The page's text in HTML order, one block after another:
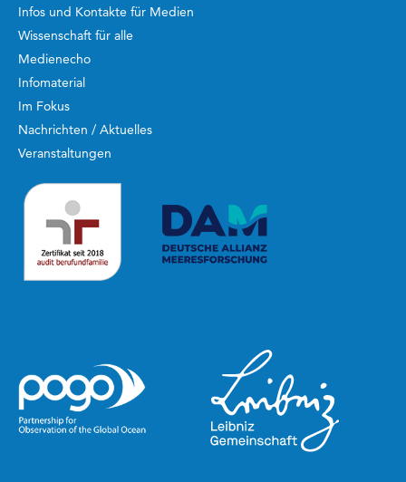
Infos und Kontakte für Medien
Wissenschaft für alle
Medienecho
Infomaterial
Im Fokus
Nachrichten / Aktuelles
Veranstaltungen